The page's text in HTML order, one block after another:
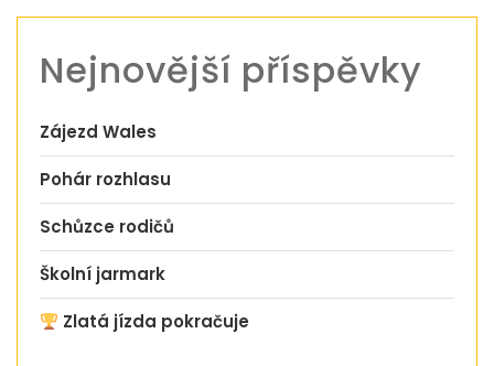
Nejnovější příspěvky
Zájezd Wales
Pohár rozhlasu
Schůzce rodičů
Školní jarmark
Zlatá jízda pokračuje